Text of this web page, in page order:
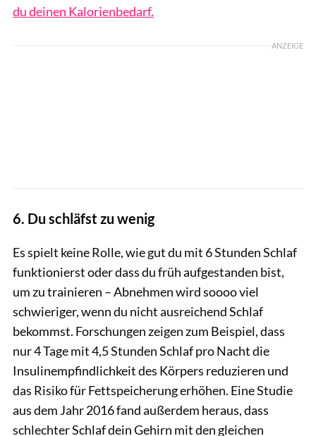
du deinen Kalorienbedarf.
ANZEIGE
6. Du schläfst zu wenig
Es spielt keine Rolle, wie gut du mit 6 Stunden Schlaf
funktionierst oder dass du früh aufgestanden bist,
um zu trainieren – Abnehmen wird soooo viel
schwieriger, wenn du nicht ausreichend Schlaf
bekommst. Forschungen zeigen zum Beispiel, dass
nur 4 Tage mit 4,5 Stunden Schlaf pro Nacht die
Insulinempfindlichkeit des Körpers reduzieren und
das Risiko für Fettspeicherung erhöhen. Eine Studie
aus dem Jahr 2016 fand außerdem heraus, dass
schlechter Schlaf dein Gehirn mit den gleichen